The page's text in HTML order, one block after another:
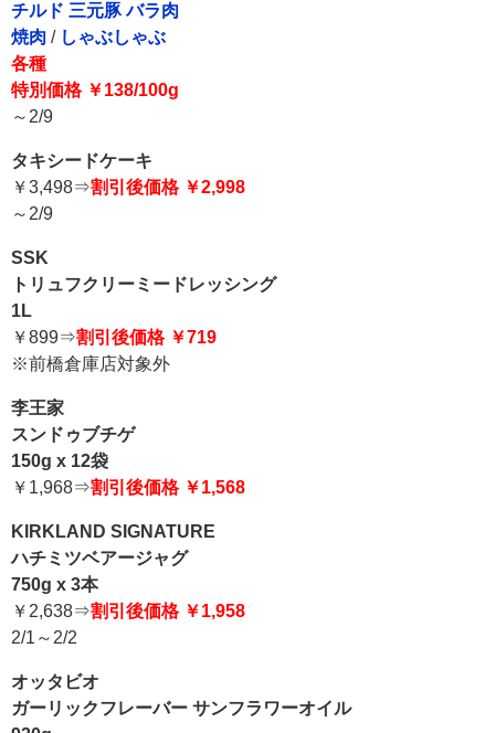
チルド 三元豚 バラ肉
焼肉 / しゃぶしゃぶ
各種
特別価格 ￥138/100g
～2/9
タキシードケーキ
￥3,498⇒割引後価格 ￥2,998
～2/9
SSK
トリュフクリーミードレッシング
1L
￥899⇒割引後価格 ￥719
※前橋倉庫店対象外
李王家
スンドゥブチゲ
150g x 12袋
￥1,968⇒割引後価格 ￥1,568
KIRKLAND SIGNATURE
ハチミツベアージャグ
750g x 3本
￥2,638⇒割引後価格 ￥1,958
2/1～2/2
オッタビオ
ガーリックフレーバー サンフラワーオイル